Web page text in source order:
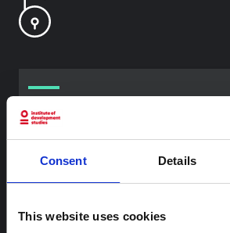
Consent Details
This website uses cookies
CONTENU
ARTICLE
Note contextuelle :
funéraires en Ituri
pour l'Ituri ", un réseau informel